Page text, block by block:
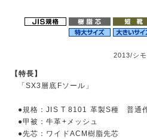
2013/シモ
【特長】
「SX3層底Fソール」
●規格：JIS T 8101 革製S種 普通
●甲被：牛革+メッシュ
●先芯：ワイドACM樹脂先芯